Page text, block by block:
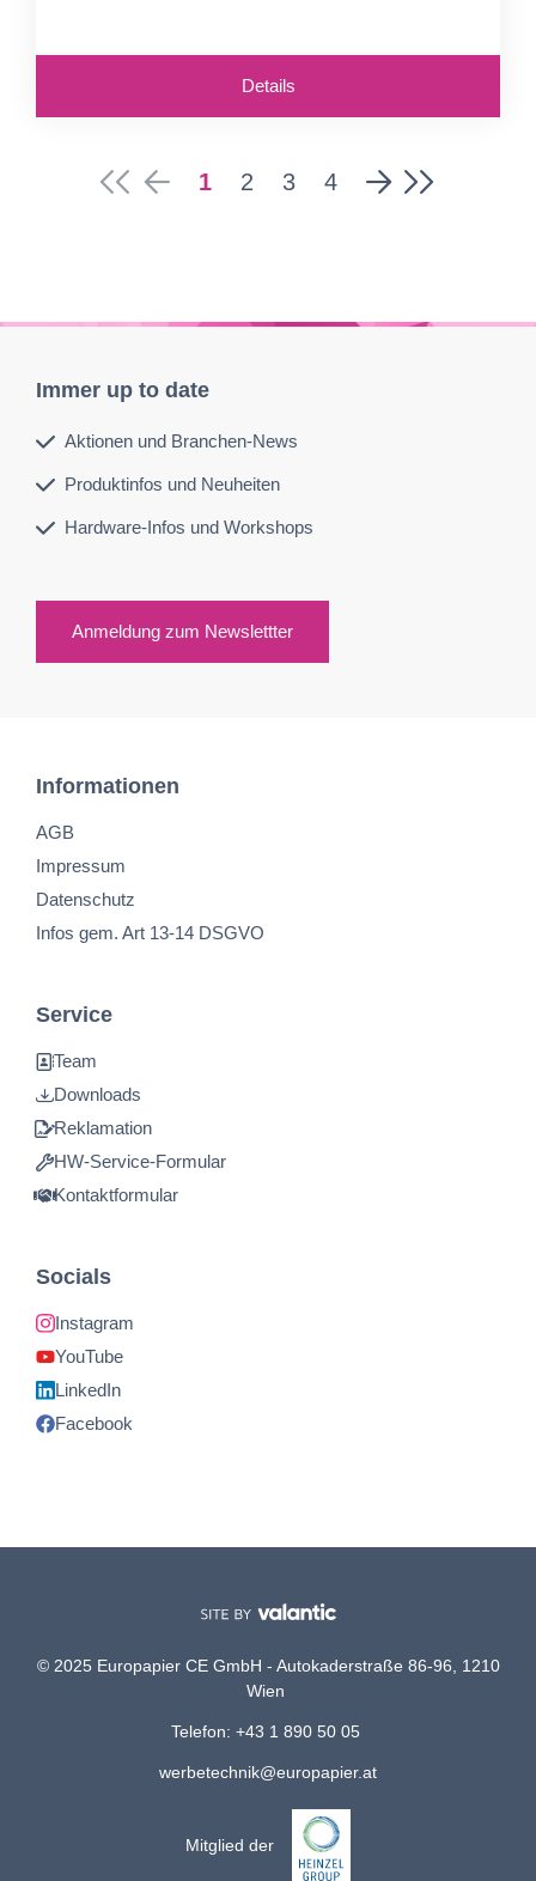
Details
1 2 3 4
Immer up to date
Aktionen und Branchen-News
Produktinfos und Neuheiten
Hardware-Infos und Workshops
Anmeldung zum Newslettter
Informationen
AGB
Impressum
Datenschutz
Infos gem. Art 13-14 DSGVO
Service
Team
Downloads
Reklamation
HW-Service-Formular
Kontaktformular
Socials
Instagram
YouTube
LinkedIn
Facebook
© 2025 Europapier CE GmbH - Autokaderstraße 86-96, 1210
Wien
Telefon: +43 1 890 50 05
werbetechnik@europapier.at
Mitglied der